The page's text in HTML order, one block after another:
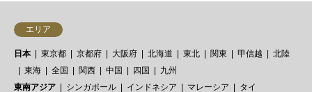
エリア
日本 東京都 京都府 大阪府 北海道 東北 関東 甲信越
北陸
東海
全国 関西 中国 四国
九州
東南アジア
シンガポール インドネシア マレーシア
タイ